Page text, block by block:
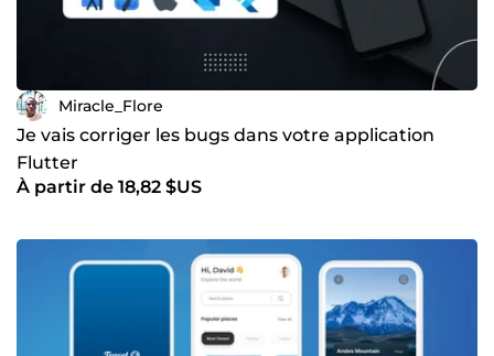
Miracle_Flore
Je vais corriger les bugs dans votre application
Flutter
À partir de 18,82 $US